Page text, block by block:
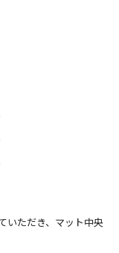
いただき、マット中央